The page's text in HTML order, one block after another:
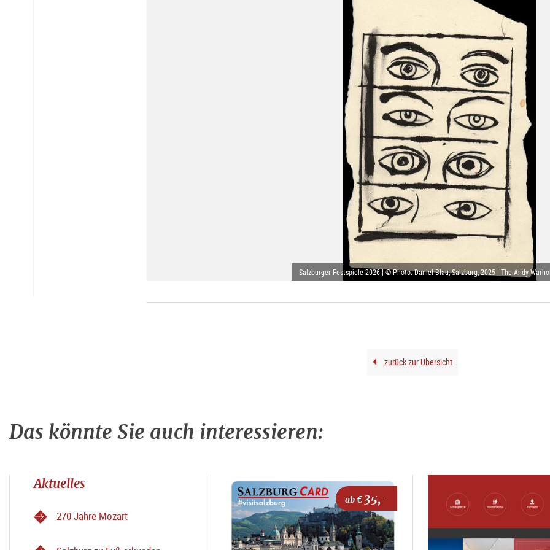
Salzburger Festspiele 2026 | © Photo: Daniel Blau, Salzburg, 2025 | The Andy
zurück zur Übersicht
Das könnte Sie auch interessieren:
Aktuelles
270 Jahre Mozart
ab €35,-